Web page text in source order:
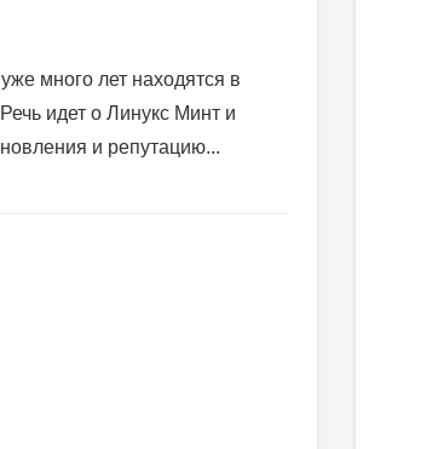
много лет находятся в
идет о Линукс Минт и
и репутацию...